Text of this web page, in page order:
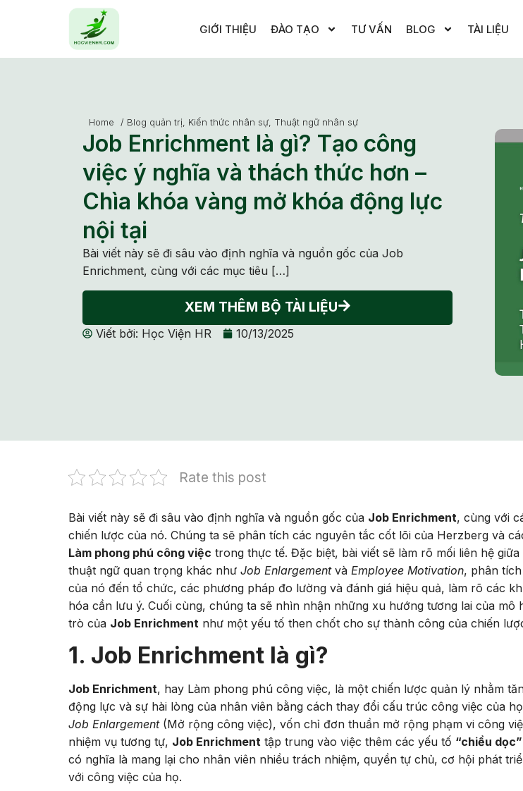
GIỚI THIỆU ĐÀO TẠO TƯ VẤN BLOG TÀI LIỆU
Home / Blog quản trị, Kiến thức nhân sự, Thuật ngữ nhân sự
Job Enrichment là gì? Tạo công
việc ý nghĩa và thách thức hơn –
Chìa khóa vàng mở khóa động lực
nội tại
Bài viết này sẽ đi sâu vào định nghĩa và nguồn gốc của Job
Enrichment, cùng với các mục tiêu […]
XEM THÊM BỘ TÀI LIỆU
Viết bởi: Học Viện HR 10/13/2025
Rate this post
Bài viết này sẽ đi sâu vào định nghĩa và nguồn gốc của Job Enrichment, cùng với
chiến lược của nó. Chúng ta sẽ phân tích các nguyên tắc cốt lõi của Herzberg và
Làm phong phú công việc trong thực tế. Đặc biệt, bài viết sẽ làm rõ mối liên hệ giữa
thuật ngữ quan trọng khác như Job Enlargementvà Employee Motivation, phân
của nó đến tổ chức, các phương pháp đo lường và đánh giá hiệu quả, làm rõ các
hóa cần lưu ý. Cuối cùng, chúng ta sẽ nhìn nhận những xu hướng tương lai của mô
trò của Job Enrichment như một yếu tố then chốt cho sự thành công của chiến
1. Job Enrichment là gì?
Job Enrichment, hay Làm phong phú công việc, là một chiến lược quản lý nhằm
động lực và sự hài lòng của nhân viên bằng cách thay đổi cấu trúc công việc của
Job Enlargement(Mở rộng công việc), vốn chỉ đơn thuần mở rộng phạm vi công
nhiệm vụ tương tự, Job Enrichment tập trung vào việc thêm các yếu tố “chiều dọc”
có nghĩa là mang lại cho nhân viên nhiều trách nhiệm, quyền tự chủ, cơ hội phát
với công việc của họ.